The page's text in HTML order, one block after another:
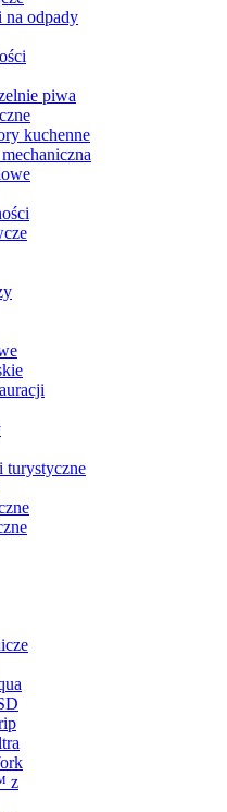
odpady
piwa
kuchenne
turystyczne
z